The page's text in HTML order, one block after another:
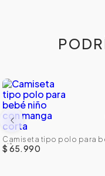
Camiseta tipo polo para
niño con manga corta
$ 65.990